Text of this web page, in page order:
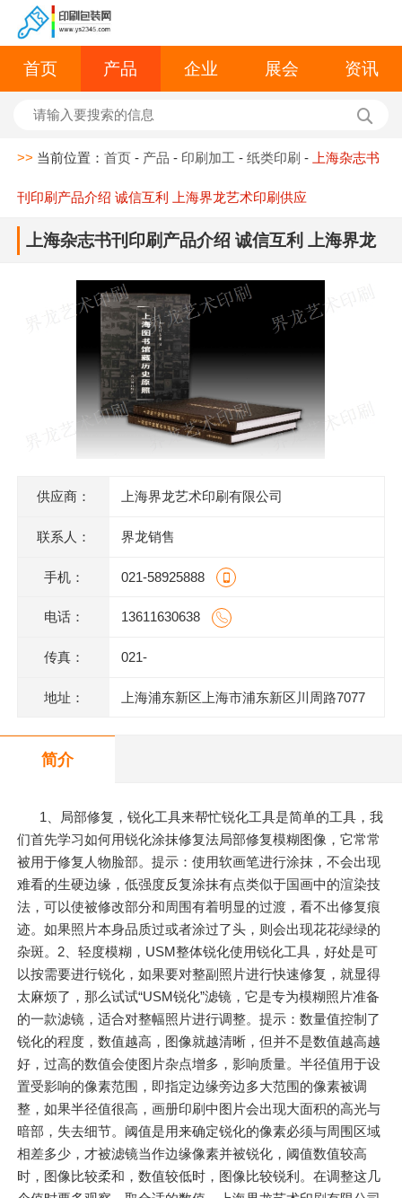
首页 产品 企业 展会 资讯
>> 当前位置：首页 - 产品 - 印刷加工 -纸类印刷 - 上海杂志书
刊印刷产品介绍 诚信互利 上海界龙艺术印刷供应
上海杂志书刊印刷产品介绍 诚信互利 上海界龙
供应商： 上海界龙艺术印刷有限公司
联系人： 界龙销售
手机： 021-58925888
电话： 13611630638
传真： 021-
地址： 上海浦东新区上海市浦东新区川周路7077
简介
1、局部修复，锐化工具来帮忙锐化工具是简单的工具，我
们首先学习如何用锐化涂抹修复法局部修复模糊图像，它常常
被用于修复人物脸部。提示：使用软画笔进行涂抹，不会出现
难看的生硬边缘，低强度反复涂抹有点类似于国画中的渲染技
法，可以使被修改部分和周围有着明显的过渡，看不出修复痕
迹。如果照片本身品质过或者涂过了头，则会出现花花绿绿的
杂斑。2、轻度模糊，USM整体锐化使用锐化工具，好处是可
以按需要进行锐化，如果要对整副照片进行快速修复，就显得
太麻烦了，那么试试“USM锐化”滤镜，它是专为模糊照片准备
的一款滤镜，适合对整幅照片进行调整。提示：数量值控制了
锐化的程度，数值越高，图像就越清晰，但并不是数值越高越
好，过高的数值会使图片杂点增多，影响质量。半径值用于设
置受影响的像素范围，即指定边缘旁边多大范围的像素被调
整，如果半径值很高，画册印刷中图片会出现大面积的高光与
暗部，失去细节。阈值是用来确定锐化的像素必须与周围区域
相差多少，才被滤镜当作边缘像素并被锐化，阈值数值较高
时，图像比较柔和，数值较低时，图像比较锐利。在调整这几